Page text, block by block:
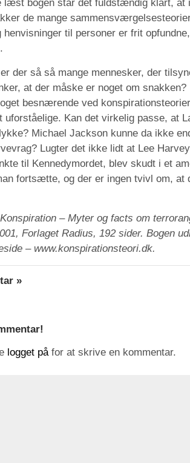
læst bogen står det fuldstændig klart, at
de mange
henvisninger til personer er frit
der så så mange mennesker, der
at der måske er noget om
besnærende ved
uforståelige. Kan det virkelig passe, at
Michael Jackson kunne da ikke
Lugter det ikke lidt at Lee
til Kennedymordet, blev skudt i et
fortsætte, og der er ingen tvivl om, at
– Myter og facts om
Forlaget Radius, 192 sider. Bogen
– www.konspirationsteori.dk.
»
logget påfor at skrive en kommentar.